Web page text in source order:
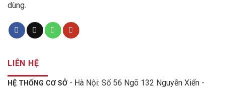
dùng.
LIÊN HỆ
HỆ THỐNG CƠ SỞ - Hà Nội: Số 56 Ngõ 132 Nguyễn Xiển -